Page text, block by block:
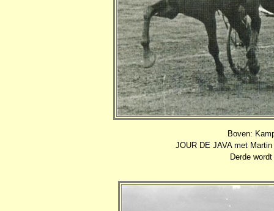
Boven:
JOUR DE JAVA met
Derde